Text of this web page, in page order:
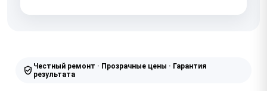
Честный ремонт · Прозрачные цены · Гарантия
результата